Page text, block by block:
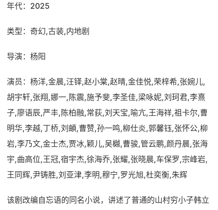
年代：2025
类型：奇幻,古装,内地剧
导演：杨阳
演员：杨洋,金晨,汪铎,赵小棠,赵晴,金佳悦,荣梓希,张婉儿,
胡宇轩,张翔,娜一,陈震,施予斐,李圣佳,梁咏妮,刘珂君,李熹
子,廖语辰,严丰,陈柏融,常荻,刘天宝,喻亢,王海祥,祖卡尔,曹
明华,李越,丁桥,刘頔,曹赞,孙一鸣,柳仕炎,郭馨钰,张怀公,柳
岩,李乃文,金士杰,贾冰,颖儿,吴樾,曹骏,管云鹏,颜丹晨,张海
宇,曲高位,王冠,宿宇杰,徐海乔,张耀,张晓晨,车保罗,宗峰岩,
王同辉,尹铸胜,刘亚津,李明,穆宁,罗光旭,杜奕衡,朱辉
该剧改编自忘语的同名小说，讲述了普通的山村穷小子韩立